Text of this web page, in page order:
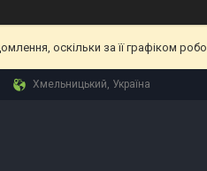
оскільки за її графіком
Хмельницький, Україна